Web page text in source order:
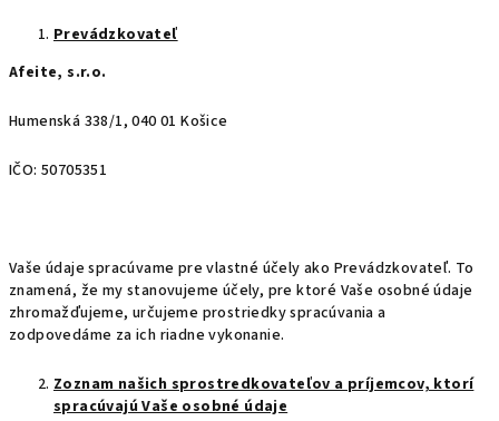
Prevádzkovateľ
Afeite, s.r.o.
Humenská 338/1, 040 01 Košice
IČO: 50705351
Vaše údaje spracúvame pre vlastné účely ako Prevádzkovateľ. To
znamená, že my stanovujeme účely, pre ktoré Vaše osobné údaje
zhromažďujeme, určujeme prostriedky spracúvania a
zodpovedáme za ich riadne vykonanie.
Zoznam našich sprostredkovateľov a príjemcov, ktorí
spracúvajú Vaše osobné údaje